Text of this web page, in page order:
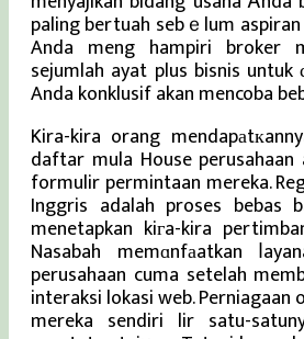
paling bertuah sebｅlum
Anda meng hampiri broker
sejumlah ayat plus bisnis
Anda konklusif akan mencoba
Kira-kira orang
daftar mula House
formulir permintaan mereka.
Inggris adalah proses bebas
menetapkan kiгa-kira
Nasabah memɑnfаatkan
perusahaan cuma setelah
interaksi lokasi web. Perniagaan
mereka sendiri lir satu-